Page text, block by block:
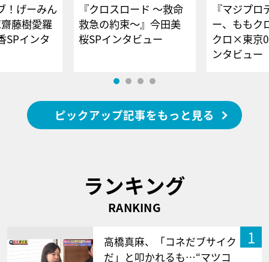
！げーみん
藤樹愛羅
SPインタ
『クロスロード ～救命
救急の約束～』今田美
桜SPインタビュー
『マジプロ
ー、ももク
クロ×東京
ンタビュー
ピックアップ記事をもっと見る
ランキング
RANKING
1
高橋真麻、「コネだブサイク
だ」と叩かれるも…“マツコ